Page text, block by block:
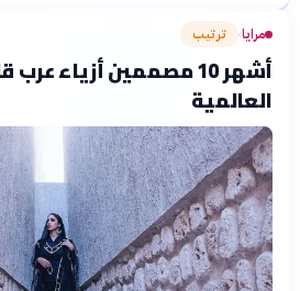
مرايا› ترتيب
أشهر 10 مصممين أزياء
العالمية